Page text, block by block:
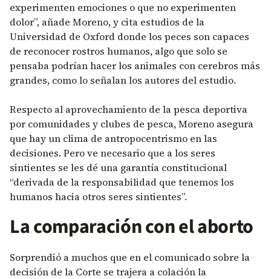
experimenten emociones o que no experimenten
dolor”, añade Moreno, y cita estudios de la
Universidad de Oxford donde los peces son capaces
de reconocer rostros humanos, algo que solo se
pensaba podrían hacer los animales con cerebros más
grandes, como lo señalan los autores del estudio.
Respecto al aprovechamiento de la pesca deportiva
por comunidades y clubes de pesca, Moreno asegura
que hay un clima de antropocentrismo en las
decisiones. Pero ve necesario que a los seres
sintientes se les dé una garantía constitucional
“derivada de la responsabilidad que tenemos los
humanos hacia otros seres sintientes”.
La comparación con el aborto
Sorprendió a muchos que en el comunicado sobre la
decisión de la Corte se trajera a colación la